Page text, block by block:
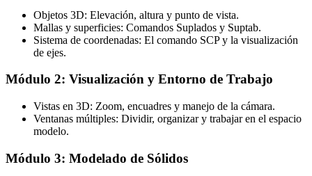
Objetos 3D: Elevación, altura y punto de vista.
Mallas y superficies: Comandos Suplados y Suptab.
Sistema de coordenadas: El comando SCP y la visualización
de ejes.
Módulo 2: Visualización y Entorno de Trabajo
Vistas en 3D: Zoom, encuadres y manejo de la cámara.
Ventanas múltiples: Dividir, organizar y trabajar en el espacio
modelo.
Módulo 3: Modelado de Sólidos